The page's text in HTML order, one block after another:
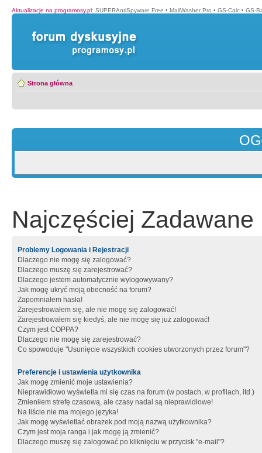
Aktualizacje na programosy.pl: SUPERAntiSpyware Free • MailWasher Pro • GS-Calc • GS-
Strona główna
Najczęściej Zadawane
Problemy Logowania i Rejestracji
Dlaczego nie mogę się zalogować?
Dlaczego muszę się zarejestrować?
Dlaczego jestem automatycznie wylogowywany?
Jak mogę ukryć moją obecność na forum?
Zapomniałem hasła!
Zarejestrowałem się, ale nie mogę się zalogować!
Zarejestrowałem się kiedyś, ale nie mogę się już zalogować!
Czym jest COPPA?
Dlaczego nie mogę się zarejestrować?
Co spowoduje "Usunięcie wszystkich cookies utworzonych przez forum"?
Preferencje i ustawienia użytkownika
Jak mogę zmienić moje ustawienia?
Nieprawidłowo wyświetla mi się czas na forum (w postach, w profilach, itd.)
Zmieniłem strefę czasową, ale czasy nadal są nieprawidłowe!
Na liście nie ma mojego języka!
Jak mogę wyświetlać obrazek pod moją nazwą użytkownika?
Czym jest moja ranga i jak mogę ją zmienić?
Dlaczego muszę się zalogować po kliknięciu w przycisk "e-mail"?